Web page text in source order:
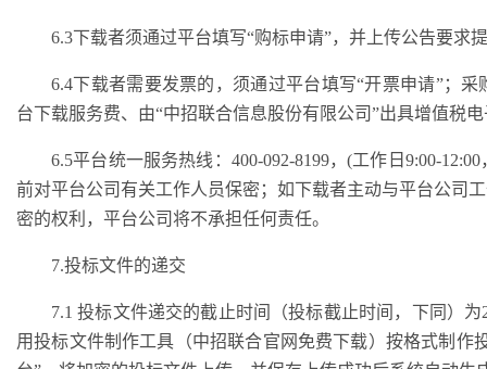
6.3下载者须通过平台填写“购标申请”，并上传公告要求
6.4下载者需要发票的，须通过平台填写“开票申请”；
台下载服务费、由“中招联合信息股份有限公司”出具增值税
6.5平台统一服务热线：400-092-8199，(工作日9:00-
前对平台公司有关工作人员保密；如下载者主动与平台公司
密的权利，平台公司将不承担任何责任。
7.投标文件的递交
7.1 投标文件递交的截止时间（投标截止时间，下同）为
用投标文件制作工具（中招联合官网免费下载）按格式制作